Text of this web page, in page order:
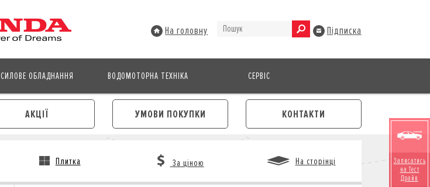
На головну Підписка
СИЛОВЕ ОБЛАДНАННЯ ВОДОМОТОРНА ТЕХНІКА СЕРВІС
АКЦІЇ УМОВИ ПОКУПКИ КОНТАКТИ
Записатись
на Тест
Драйв
Плитка За ціною На сторінці